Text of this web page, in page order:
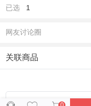
已选 1
网友讨论圈
关联商品